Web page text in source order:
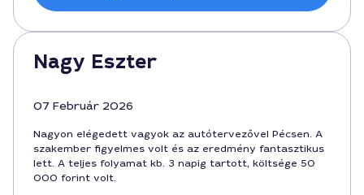
Nagy Eszter
07 Február 2026
Nagyon elégedett vagyok az autótervezővel Pécsen. A
szakember figyelmes volt és az eredmény fantasztikus
lett. A teljes folyamat kb. 3 napig tartott, költsége 50
000 forint volt.